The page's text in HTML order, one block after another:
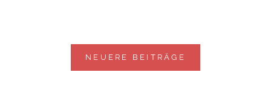
Beitragsnavigation
NEUERE BEITRÄGE